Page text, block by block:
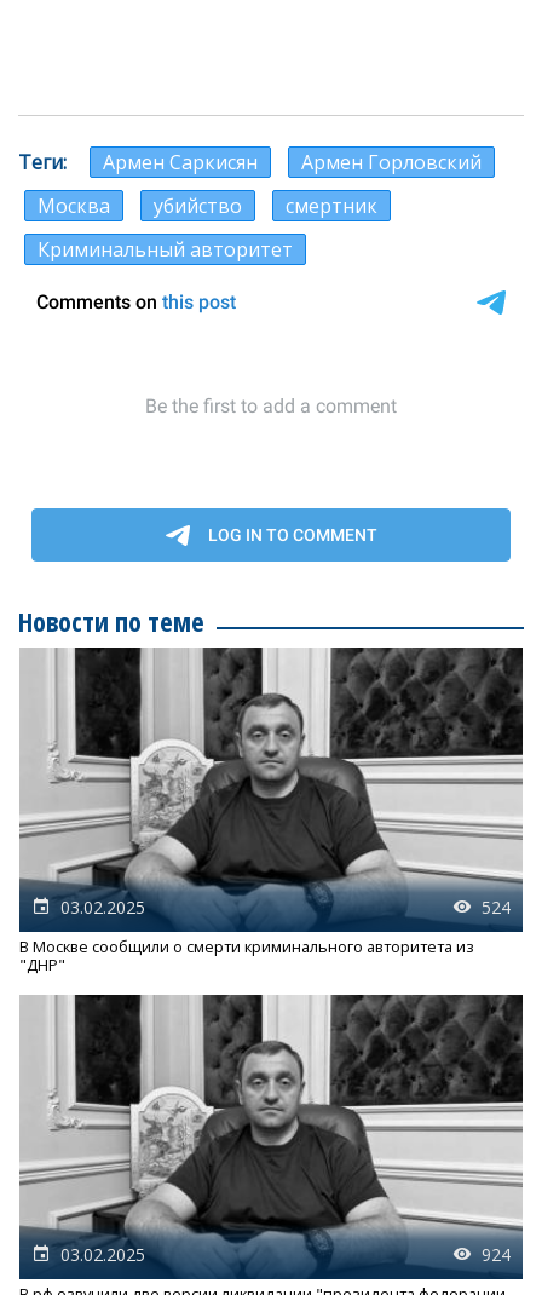
Теги Армен Саркисян
Армен Горловский
Москва
убийство
смертник
Криминальный авторитет
Новости по теме
03.02.2025 524
В Москве сообщили о смерти криминального авторитета из
"ДНР"
03.02.2025 924